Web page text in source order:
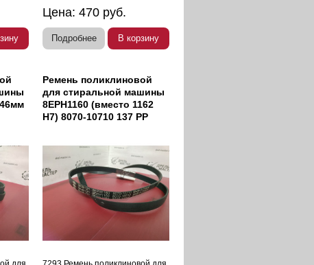
Цена:470 руб.
Подробнее В корзину
Ремень поликлиновой
для стиральной машины
8EPH1160 (вместо 1162
H7) 8070-10710 137 PP